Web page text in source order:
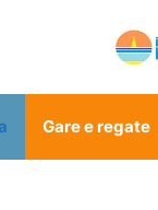
Gare e regate